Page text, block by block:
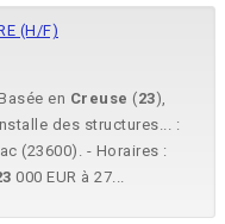
(H/F)
en Creuse (23),
des structures... :
(23600). - Horaires :
000 EUR à 27...